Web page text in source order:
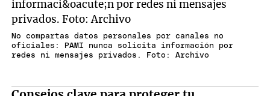
No compartas datos personales por canales no
oficiales: PAMI nunca solicita información por
redes ni mensajes privados. Foto: Archivo